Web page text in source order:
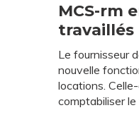
MCS-rm
travaillés
Le fournisseur
nouvelle
locations.
comptabiliser